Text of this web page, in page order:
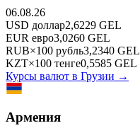
06.08.26
USD доллар2,6229 GEL
EUR евро3,0260 GEL
RUB×100 рубль3,2340 GEL
KZT×100 тенге0,5585 GEL
Курсы валют в Грузии →
Армения